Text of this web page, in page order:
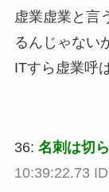
虚業虚業と言
るんじゃない
ITすら虚業呼
36: 名刺は切
10:39:22.73